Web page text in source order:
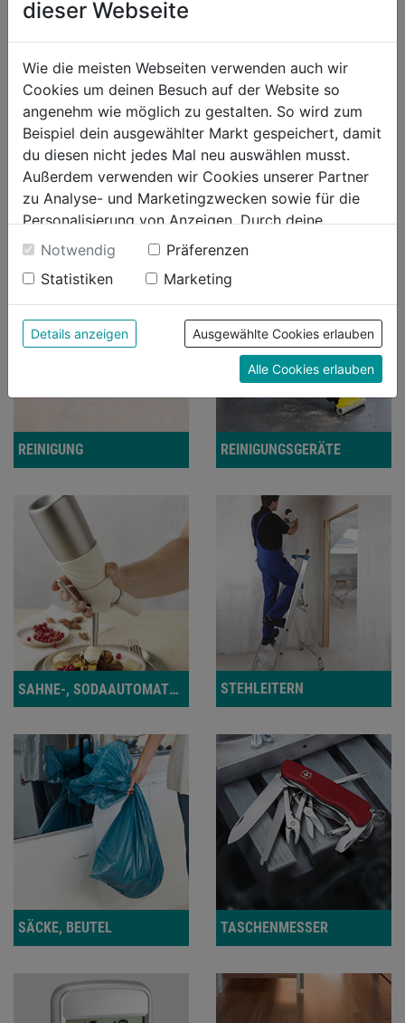
PERSONENWAAGEN
REGALE,
VORRATSGESTELLE
REINIGUNG REINIGUNGSGERÄTE
SAHNE-, SODAAUTOMATEN, SIPHONE STEHLEITERN
SÄCKE, BEUTEL TASCHENMESSER
dieser Webseite
Wie die meisten Webseiten verwenden auch wir
Cookies um deinen Besuch auf der Website so
angenehm wie möglich zu gestalten. So wird zum
Beispiel dein ausgewählter Markt gespeichert, damit
du diesen nicht jedes Mal neu auswählen musst.
Außerdem verwenden wir Cookies unserer Partner
zu Analyse- und Marketingzwecken sowie für die
Personalisierung von Anzeigen. Durch deine
Einwilligung werden die Daten von Drittanbieter,
unter anderem auch in den USA, verarbeitet.
Durch Klick auf "Alle Cookies erlauben" stimmst du
der Verwendung aller Cookies zu. Unter "Details
anzeigen" findest du alle Infos zu den
unterschiedlichen Cookies, unter "Cookies
Konfigurieren" kannst du auswählen, welche Cookies
du zulassen möchtest und welche nicht.
Weitere Informationen findest du in unserer
Datenschutzerklärung.
Notwendig
Präferenzen
Statistiken
Marketing
Details anzeigen Ausgewählte Cookies erlauben
Alle Cookies erlauben